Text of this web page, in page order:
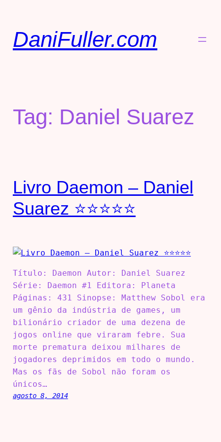
DaniFuller.com
Tag: Daniel Suarez
Livro Daemon – Daniel
Suarez ⭐⭐⭐⭐⭐
Título: Daemon Autor: Daniel Suarez
Série: Daemon #1 Editora: Planeta
Páginas: 431 Sinopse: Matthew Sobol era
um gênio da indústria de games, um
bilionário criador de uma dezena de
jogos online que viraram febre. Sua
morte prematura deixou milhares de
jogadores deprimidos em todo o mundo.
Mas os fãs de Sobol não foram os
únicos…
agosto 8, 2014